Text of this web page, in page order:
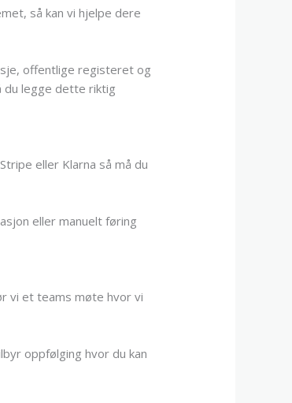
så kan vi hjelpe dere
offentlige registeret og
du legge dette riktig
eller Klarna så må du
eller manuelt føring
vi et teams møte hvor vi
oppfølging hvor du kan